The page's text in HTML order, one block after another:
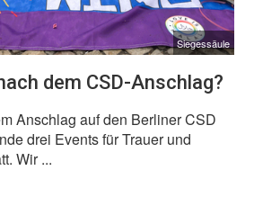
Siegessäule
dem CSD-Anschlag?
Anschlag auf den Berliner CSD
drei Events für Trauer und
Wir ...